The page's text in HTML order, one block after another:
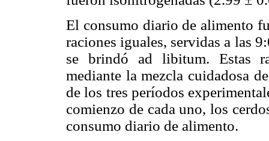
El consumo diario de alimento
raciones iguales, servidas a las
se brindó ad libitum. Estas
mediante la mezcla cuidadosa
de los tres períodos
comienzo de cada uno, los
consumo diario de alimento.